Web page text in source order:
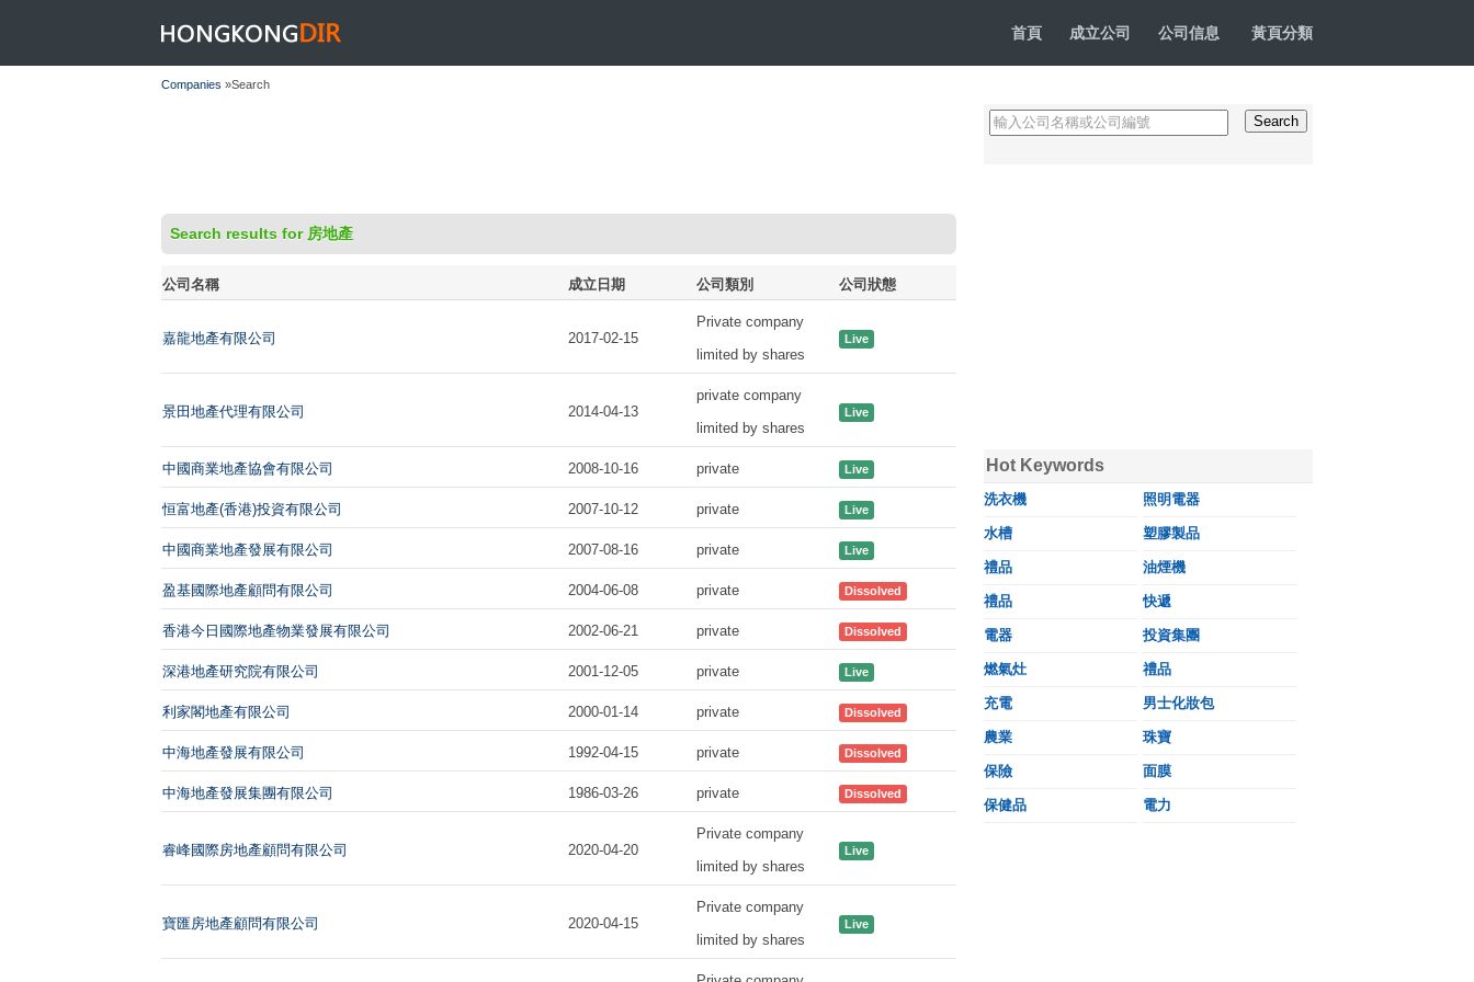
HONGKONGDIR 首頁 成立公司 公司信息 黃頁分類
Companies »Search
Search results for 房地產
公司名稱 成立日期 公司類別 公司狀態
嘉龍地產有限公司 2017-02-15
Private company
limited by shares
Live
景田地產代理有限公司 2014-04-13
private company
limited by shares
Live
中國商業地產協會有限公司 2008-10-16 private Live
恒富地產(香港)投資有限公司 2007-10-12 private Live
中國商業地產發展有限公司 2007-08-16 private Live
盈基國際地產顧問有限公司 2004-06-08 private Dissolved
香港今日國際地產物業發展有限公司 2002-06-21 private Dissolved
深港地產研究院有限公司 2001-12-05 private Live
利家閣地產有限公司 2000-01-14 private Dissolved
中海地產發展有限公司 1992-04-15 private Dissolved
中海地產發展集團有限公司 1986-03-26 private Dissolved
睿峰國際房地產顧問有限公司 2020-04-20
Private company
limited by shares
Live
寶匯房地產顧問有限公司 2020-04-15
Private company
limited by shares
Live
Hot Keywords
洗衣機 照明電器
水槽 塑膠製品
禮品 油煙機
禮品 快遞
電器 投資集團
燃氣灶 禮品
充電 男士化妝包
農業 珠寶
保險 面膜
保健品 電力